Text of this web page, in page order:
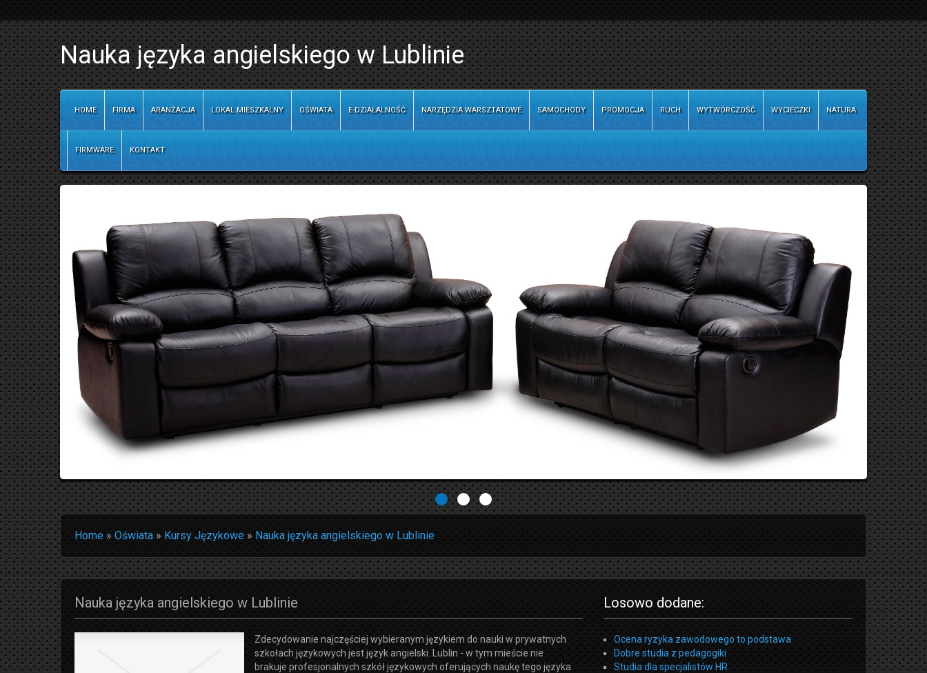
Nauka języka angielskiego w Lublinie
HOME FIRMA ARANŻACJA LOKAL MIESZKALNY OŚWIATA E-DZIAŁALNOŚĆ NARZĘDZIA WARSZTATOWE SAMOCHODY PROMOCJA RUCH WYTWÓRCZOŚĆ WYCIECZKI NATURA
FIRMWARE KONTAKT
Home»Oświata»Kursy Językowe»Nauka języka angielskiego w Lublinie
Nauka języka angielskiego w Lublinie
Zdecydowanie najczęściej wybieranym językiem do nauki w prywatnych
szkołach językowych jest język angielski. Lublin - w tym mieście nie
brakuje profesjonalnych szkół językowych oferujących naukę tego języka
Losowo dodane:
Ocena ryzyka zawodowego to podstawa
Dobre studia z pedagogiki
Studia dla specjalistów HR